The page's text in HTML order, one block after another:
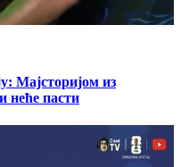
Мајсторијом из
неће пасти